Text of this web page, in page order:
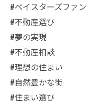
#ベイスターズファン
#不動産選び
#夢の実現
#不動産相談
#理想の住まい
#自然豊かな街
#住まい選び